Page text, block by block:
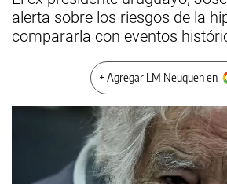
alerta sobre los riesgos de la
compararla con eventos
+ Agregar LM Neuquen en